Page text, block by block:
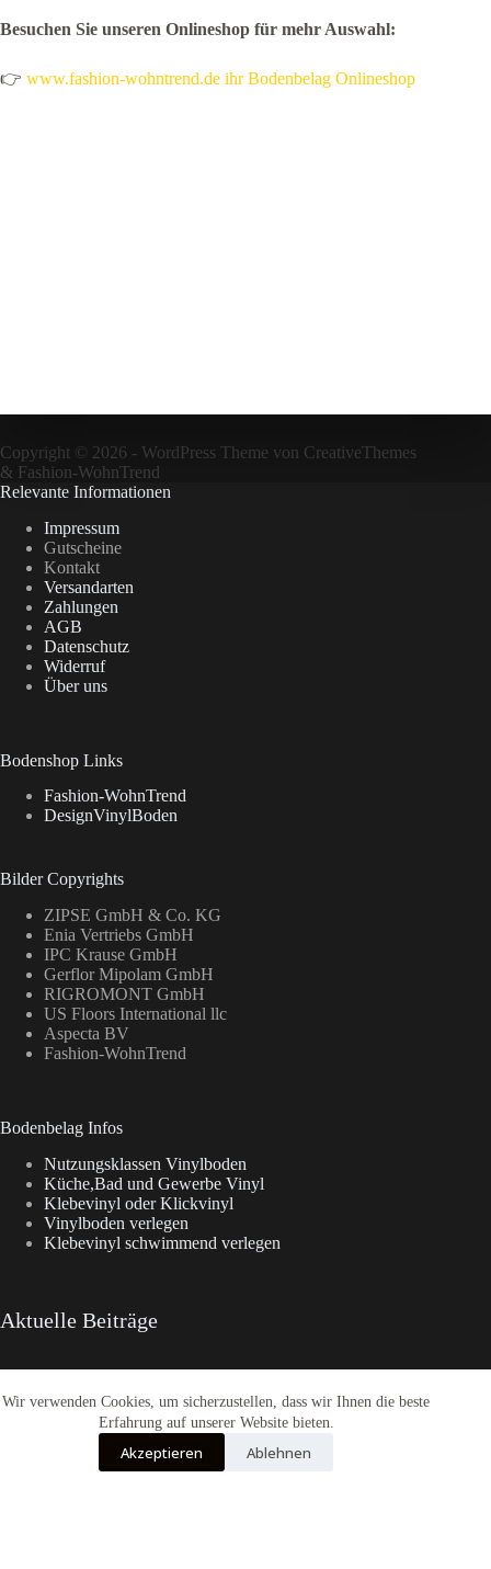
Wir verwenden Cookies, um sicherzustellen, dass wir Ihnen die beste
Erfahrung auf unserer Website bieten.
Akzeptieren Ablehnen
Besuchen Sie unseren Onlineshop für mehr Auswahl:
👉 www.fashion-wohntrend.de ihr Bodenbelag Onlineshop
Copyright © 2026 - WordPress Theme von CreativeThemes
& Fashion-WohnTrend
Relevante Informationen
Impressum
Gutscheine
Kontakt
Versandarten
Zahlungen
AGB
Datenschutz
Widerruf
Über uns
Bodenshop Links
Fashion-WohnTrend
DesignVinylBoden
Bilder Copyrights
ZIPSE GmbH & Co. KG
Enia Vertriebs GmbH
IPC Krause GmbH
Gerflor Mipolam GmbH
RIGROMONT GmbH
US Floors International llc
Aspecta BV
Fashion-WohnTrend
Bodenbelag Infos
Nutzungsklassen Vinylboden
Küche,Bad und Gewerbe Vinyl
Klebevinyl oder Klickvinyl
Vinylboden verlegen
Klebevinyl schwimmend verlegen
Aktuelle Beiträge
Enia Kollektionen im Überblick
CasaNova Vinylboden
Warum sich der Weg zu Fashion-WohnTrend.de lohnt
COREtec® Tytan – Der Designboden